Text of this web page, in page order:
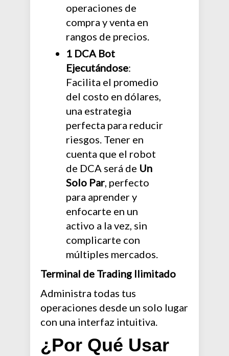
operaciones de
compra y venta en
rangos de precios.
1 DCA Bot
Ejecutándose:
Facilita el promedio
del costo en dólares,
una estrategia
perfecta para reducir
riesgos. Tener en
cuenta que el robot
de DCA será de Un
Solo Par, perfecto
para aprender y
enfocarte en un
activo a la vez, sin
complicarte con
múltiples mercados.
Terminal de Trading Ilimitado
Administra todas tus
operaciones desde un solo lugar
con una interfaz intuitiva.
¿Por Qué Usar